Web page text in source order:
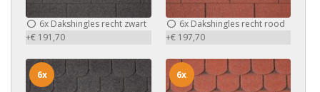
6x Dakshingles recht zwart
+€ 191,70
6xDakshingles recht rood
+€ 197,70
6x 6x